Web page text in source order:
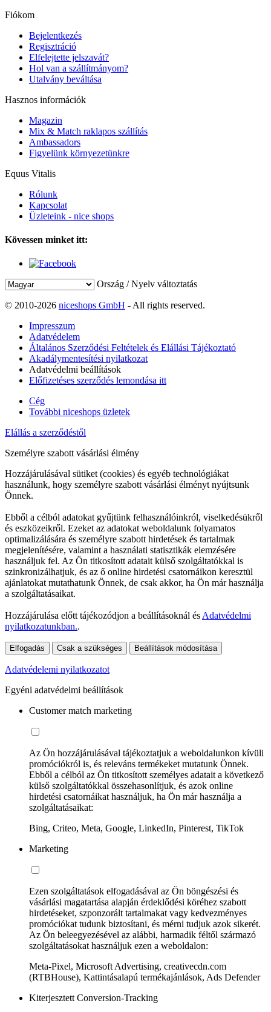
Fiókom
Bejelentkezés
Regisztráció
Elfelejtette jelszavát?
Hol van a szállítmányom?
Utalvány beváltása
Hasznos információk
Magazin
Mix & Match raklapos szállítás
Ambassadors
Figyelünk környezetünkre
Equus Vitalis
Rólunk
Kapcsolat
Üzleteink - nice shops
Kövessen minket itt:
Ország / Nyelv változtatás
© 2010-2026 niceshops GmbH - All rights reserved.
Impresszum
Adatvédelem
Általános Szerződési Feltételek és Elállási Tájékoztató
Akadálymentesítési nyilatkozat
Adatvédelmi beállítások
Előfizetéses szerződés lemondása itt
Cég
További niceshops üzletek
Elállás a szerződéstől
Személyre szabott vásárlási élmény
Hozzájárulásával sütiket (cookies) és egyéb technológiákat
használunk, hogy személyre szabott vásárlási élményt nyújtsunk
Önnek.
Ebből a célból adatokat gyűjtünk felhasználóinkról, viselkedésükről
és eszközeikről. Ezeket az adatokat weboldalunk folyamatos
optimalizálására és személyre szabott hirdetések és tartalmak
megjelenítésére, valamint a használati statisztikák elemzésére
használjuk fel. Az Ön titkosított adatait külső szolgáltatókkal is
szinkronizálhatjuk, és az ő online hirdetési csatornáikon keresztül
ajánlatokat mutathatunk Önnek, de csak akkor, ha Ön már használja
a szolgáltatásaikat.
Hozzájárulása előtt tájékozódjon a beállításoknál és Adatvédelmi
nyilatkozatunkban..
Elfogadás Csak a szükséges Beállítások módosítása
Adatvédelemi nyilatkozatot
Egyéni adatvédelmi beállítások
Customer match marketing
Az Ön hozzájárulásával tájékoztatjuk a weboldalunkon kívüli
promóciókról is, és releváns termékeket mutatunk Önnek.
Ebből a célból az Ön titkosított személyes adatait a következő
külső szolgáltatókkal összehasonlítjuk, és azok online
hirdetési csatornáikat használjuk, ha Ön már használja a
szolgáltatásaikat:
Bing, Criteo, Meta, Google, LinkedIn, Pinterest, TikTok
Marketing
Ezen szolgáltatások elfogadásával az Ön böngészési és
vásárlási magatartása alapján érdeklődési köréhez szabott
hirdetéseket, szponzorált tartalmakat vagy kedvezményes
promóciókat tudunk biztosítani, és mérni tudjuk azok sikerét.
Az Ön beleegyezésével az alábbi, harmadik féltől származó
szolgáltatásokat használjuk ezen a weboldalon:
Meta-Pixel, Microsoft Advertising, creativecdn.com
(RTBHouse), Kattintásalapú termékajánlások, Ads Defender
Kiterjesztett Conversion-Tracking